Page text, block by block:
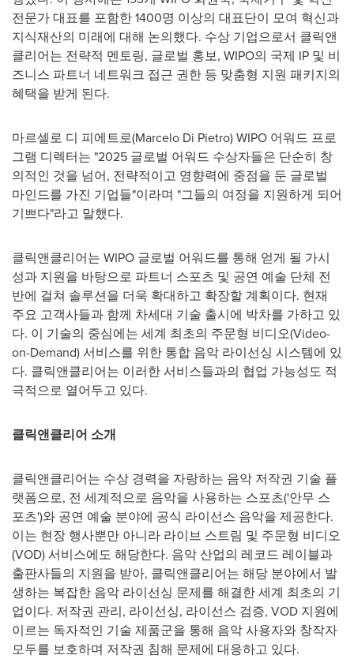
전문가 대표를 포함한 1400명 이상의 대표단이 모여 혁신과
지식재산의 미래에 대해 논의했다. 수상 기업으로서 클릭앤
클리어는 전략적 멘토링, 글로벌 홍보, WIPO의 국제 IP 및 비
즈니스 파트너 네트워크 접근 권한 등 맞춤형 지원 패키지의
혜택을 받게 된다.
마르셀로 디 피에트로(Marcelo Di Pietro) WIPO 어워드 프로
그램 디렉터는 "2025 글로벌 어워드 수상자들은 단순히 창
의적인 것을 넘어, 전략적이고 영향력에 중점을 둔 글로벌
마인드를 가진 기업들"이라며 "그들의 여정을 지원하게 되어
기쁘다"라고 말했다.
클릭앤클리어는 WIPO 글로벌 어워드를 통해 얻게 될 가시
성과 지원을 바탕으로 파트너 스포츠 및 공연 예술 단체 전
반에 걸쳐 솔루션을 더욱 확대하고 확장할 계획이다. 현재
주요 고객사들과 함께 차세대 기술 출시에 박차를 가하고 있
다. 이 기술의 중심에는 세계 최초의 주문형 비디오(Video-
on-Demand) 서비스를 위한 통합 음악 라이선싱 시스템에 있
다. 클릭앤클리어는 이러한 서비스들과의 협업 가능성도 적
극적으로 열어두고 있다.
클릭앤클리어 소개
클릭앤클리어는 수상 경력을 자랑하는 음악 저작권 기술 플
랫폼으로, 전 세계적으로 음악을 사용하는 스포츠('안무 스
포츠')와 공연 예술 분야에 공식 라이선스 음악을 제공한다.
이는 현장 행사뿐만 아니라 라이브 스트림 및 주문형 비디오
(VOD) 서비스에도 해당한다. 음악 산업의 레코드 레이블과
출판사들의 지원을 받아, 클릭앤클리어는 해당 분야에서 발
생하는 복잡한 음악 라이선싱 문제를 해결한 세계 최초의 기
업이다. 저작권 관리, 라이선싱, 라이선스 검증, VOD 지원에
이르는 독자적인 기술 제품군을 통해 음악 사용자와 창작자
모두를 보호하며 저작권 침해 문제에 대응하고 있다.